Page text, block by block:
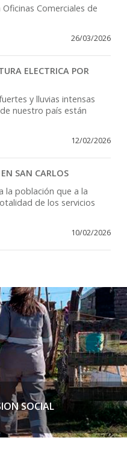
Comerciales de
26/03/2026
ELECTRICA POR
y lluvias intensas
nuestro país están
12/02/2026
SAN CARLOS
la población que a la
de los servicios
10/02/2026
SOCIAL